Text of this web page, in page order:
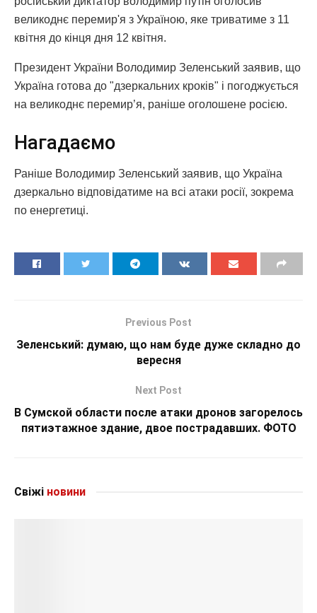
великоднє перемир'я з Україною, яке триватиме з 11
квітня до кінця дня 12 квітня.
Президент України Володимир Зеленський заявив, що
Україна готова до "дзеркальних кроків" і погоджується
на великоднє перемир’я, раніше оголошене росією.
Нагадаємо
Раніше Володимир Зеленський заявив, що Україна
дзеркально відповідатиме на всі атаки росії, зокрема
по енергетиці.
Previous Post
Зеленський: думаю, що нам буде дуже складно до
вересня
Next Post
В Сумской области после атаки дронов загорелось
пятиэтажное здание, двое пострадавших. ФОТО
Свіжі новини